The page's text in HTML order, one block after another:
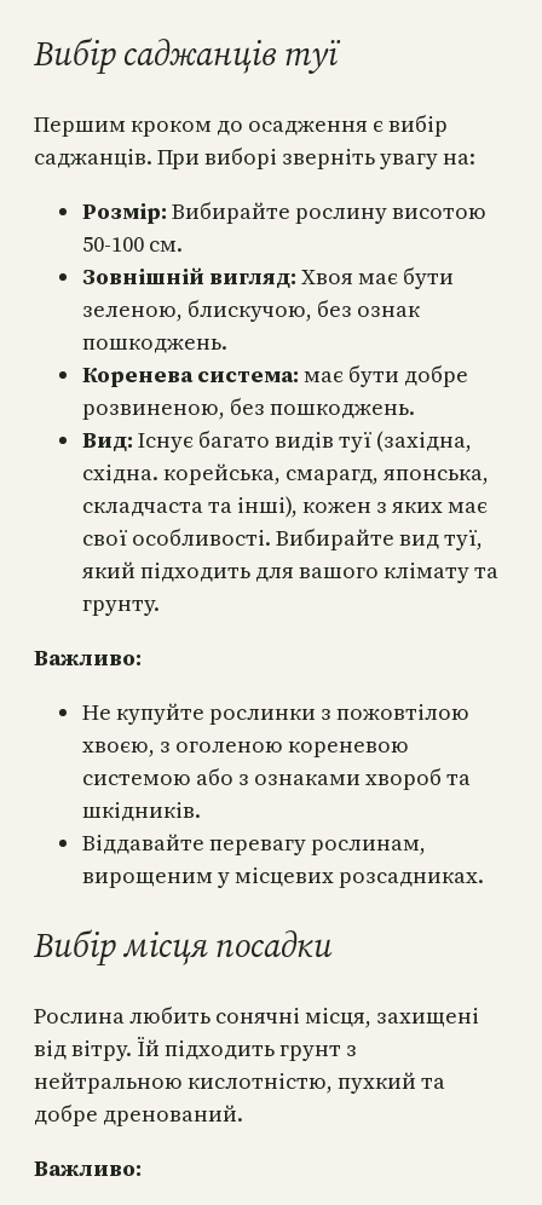
Вибір саджанців туї
Першим кроком до осадження є вибір
саджанців. При виборі зверніть увагу на:
Розмір: Вибирайте рослину висотою
50-100 см.
Зовнішній вигляд: Хвоя має бути
зеленою, блискучою, без ознак
пошкоджень.
Коренева система: має бути добре
розвиненою, без пошкоджень.
Вид: Існує багато видів туї (західна,
східна. корейська, смарагд, японська,
складчаста та інші), кожен з яких має
свої особливості. Вибирайте вид туї,
який підходить для вашого клімату та
грунту.
Важливо:
Не купуйте рослинки з пожовтілою
хвоєю, з оголеною кореневою
системою або з ознаками хвороб та
шкідників.
Віддавайте перевагу рослинам,
вирощеним у місцевих розсадниках.
Вибір місця посадки
Рослина любить сонячні місця, захищені
від вітру. Їй підходить грунт з
нейтральною кислотністю, пухкий та
добре дренований.
Важливо: